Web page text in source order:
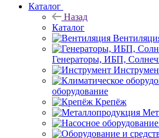
Каталог
Назад
Каталог
Генераторы, ИБП,
оборудование
Крепёж